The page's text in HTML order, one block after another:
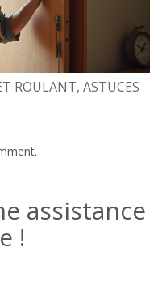
ROULANT, ASTUCES
assistance
!